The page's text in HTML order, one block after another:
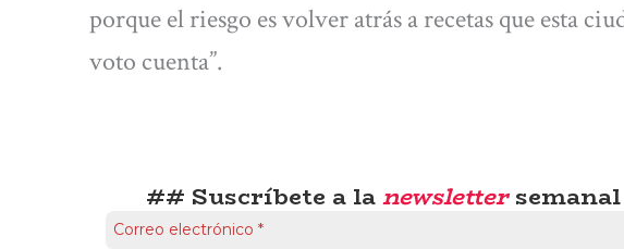
porque el riesgo es volver atrás a recetas que esta
voto cuenta”.
## Suscríbete a lanewslettersemanal